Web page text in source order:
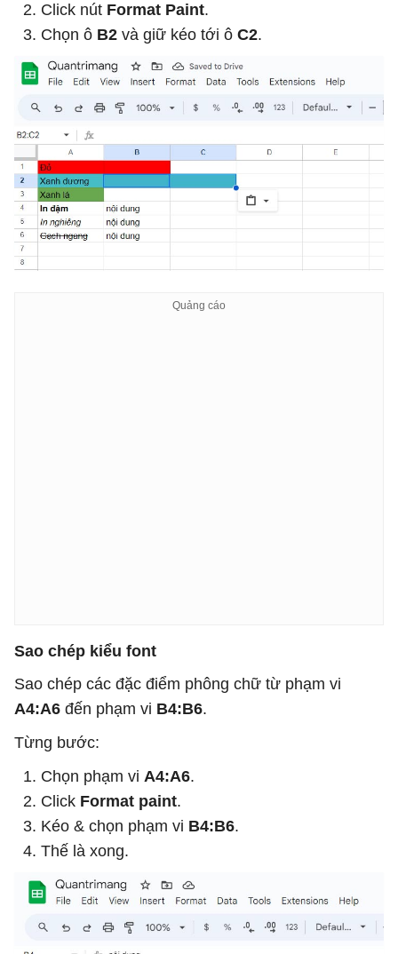
Click nút Format Paint.
Chọn ô B2 và giữ kéo tới ô C2.
Sao chép kiểu font
Sao chép các đặc điểm phông chữ từ phạm vi
A4:A6 đến phạm vi B4:B6.
Từng bước:
Chọn phạm vi A4:A6.
Click Format paint.
Kéo & chọn phạm vi B4:B6.
Thế là xong.